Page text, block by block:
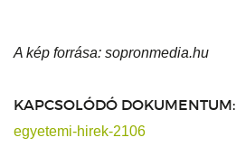
A kép forrása: sopronmedia.hu
KAPCSOLÓDÓ DOKUMENTUM:
egyetemi-hirek-2106